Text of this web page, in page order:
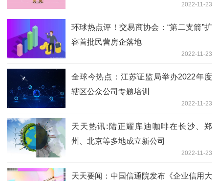
2022-11-23
环球热点评！交易商协会：“第二支箭”扩
容首批民营房企落地
2022-11-23
全球今热点：江苏证监局举办2022年度
辖区公众公司专题培训
2022-11-23
天天热讯:陆正耀库迪咖啡在长沙、郑
州、北京等多地成立新公司
2022-11-23
天天要闻：中国信通院发布《企业信用大